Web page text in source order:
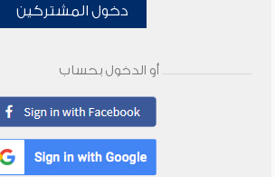
دخول المشتركين
أو الدخول بحساب